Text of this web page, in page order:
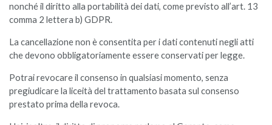
nonché il diritto alla portabilità dei dati, come previsto all’art. 13
comma 2 lettera b) GDPR.
La cancellazione non è consentita per i dati contenuti negli atti
che devono obbligatoriamente essere conservati per legge.
Potrai revocare il consenso in qualsiasi momento, senza
pregiudicare la liceità del trattamento basata sul consenso
prestato prima della revoca.